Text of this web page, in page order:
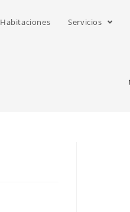
Habitaciones Servicios